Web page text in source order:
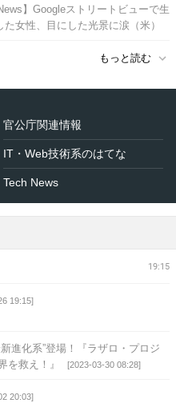
】Googleストリートビューで生
女性、目にした光景に涙（米）
もっと読む
官公庁関連情報
IT・Web技術系のはてな
Tech News
19:15
19:15]
進化系”登場！『ラザロ・プロジ
を救え！』
[2023-03-30 08:28]
20:03]